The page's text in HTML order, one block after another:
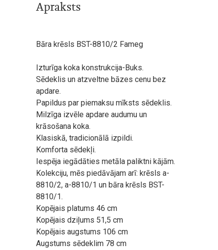
Apraksts
Bāra krēsls BST-8810/2 Fameg
Izturīga koka konstrukcija-Buks.
Sēdeklis un atzveltne bāzes cenu bez
apdare.
Papildus par piemaksu mīksts sēdeklis.
Milzīga izvēle apdare audumu un
krāsošana koka.
Klasiskā, tradicionālā izpildi.
Komforta sēdekļi.
Iespēja iegādāties metāla paliktni kājām.
Kolekciju, mēs piedāvājam arī: krēsls a-
8810/2, a-8810/1 un bāra krēsls BST-
8810/1.
Kopējais platums 46 cm
Kopējais dziļums 51,5 cm
Kopējais augstums 106 cm
Augstums sēdeklim 78 cm